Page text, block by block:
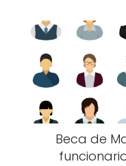
Beca de